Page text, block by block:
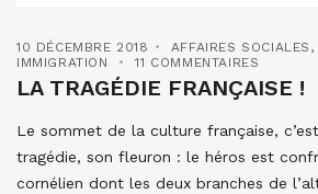
10 DÉCEMBRE 2018 AFFAIRES SOCIALES ,
IMMIGRATION
11 COMMENTAIRES
LA TRAGÉDIE FRANÇAISE !
Le sommet de la culture française,
tragédie, son fleuron : le héros est
cornélien dont les deux branches de